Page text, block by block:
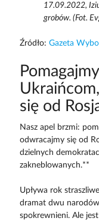
17.09.2022,
grobów. (Fot.
Źródło: Gazeta
się od
Nasz apel brzmi:
odwracajmy się od
dzielnych
zakneblowanych.**
Upływa rok
dramat dwu
spokrewnieni. Ale